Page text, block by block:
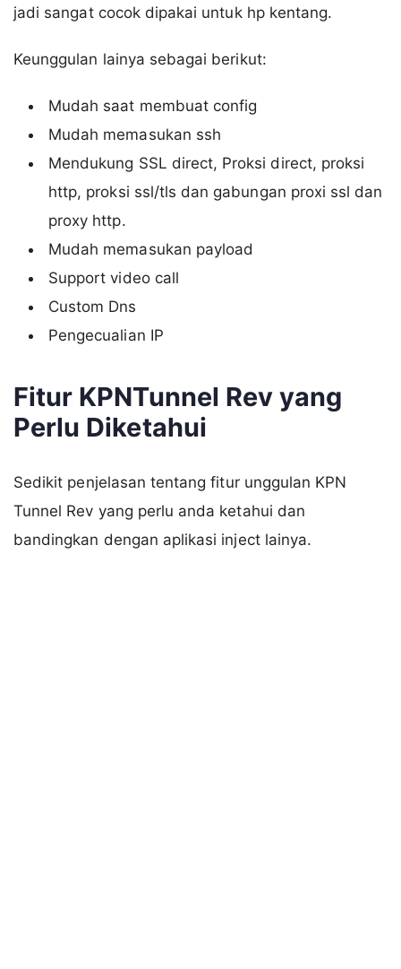
jadi sangat cocok dipakai untuk hp kentang.
Keunggulan lainya sebagai berikut:
Mudah saat membuat config
Mudah memasukan ssh
Mendukung SSL direct, Proksi direct, proksi
http, proksi ssl/tls dan gabungan proxi ssl dan
proxy http.
Mudah memasukan payload
Support video call
Custom Dns
Pengecualian IP
Fitur KPNTunnel Rev yang
Perlu Diketahui
Sedikit penjelasan tentang fitur unggulan KPN
Tunnel Rev yang perlu anda ketahui dan
bandingkan dengan aplikasi inject lainya.